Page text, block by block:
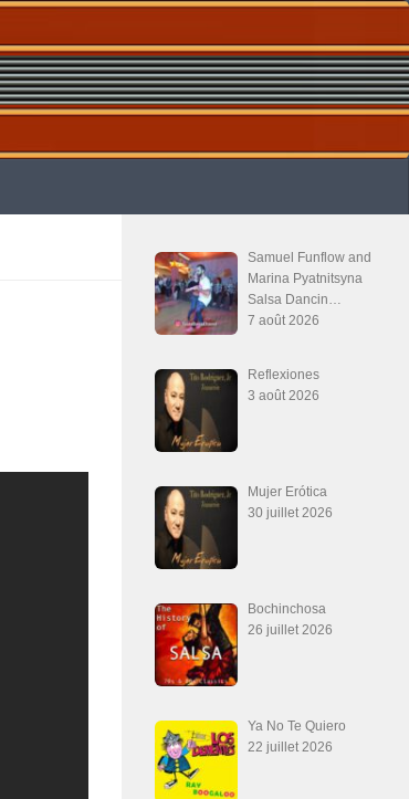
Samuel Funflow and
Marina Pyatnitsyna
Salsa Dancin…
7 août 2026
Reflexiones
3 août 2026
Mujer Erótica
30 juillet 2026
Bochinchosa
26 juillet 2026
Ya No Te Quiero
22 juillet 2026